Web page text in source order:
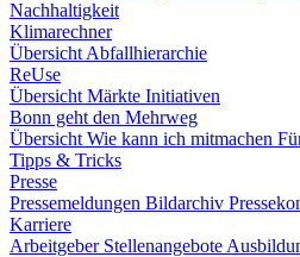
Nachhaltigkeit
Klimarechner
Übersicht Abfallhierarchie
ReUse
Übersicht Märkte Initiativen
Bonn geht den Mehrweg
Übersicht Wie kann ich mitmachen
Tipps & Tricks
Presse
Pressemeldungen Bildarchiv
Karriere
Arbeitgeber Stellenangebote